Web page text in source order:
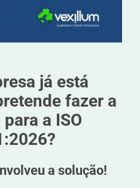
já está
fazer a
a ISO
a solução!